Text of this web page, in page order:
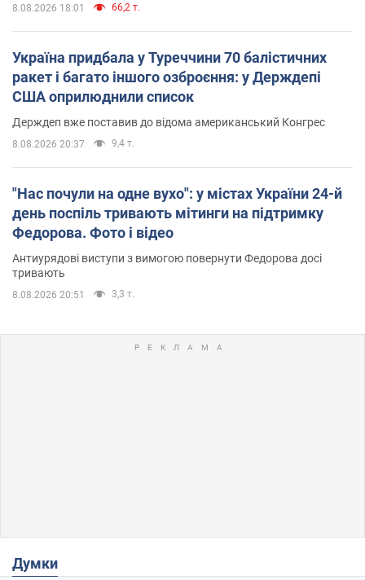
8.08.2026 18:01 66,2 т.
Україна придбала у Туреччини 70 балістичних
ракет і багато іншого озброєння: у Держдепі
США оприлюднили список
Держдеп вже поставив до відома американський Конгрес
8.08.2026 20:37 9,4 т.
"Нас почули на одне вухо": у містах України 24-й
день поспіль тривають мітинги на підтримку
Федорова. Фото і відео
Антиурядові виступи з вимогою повернути Федорова досі
тривають
8.08.2026 20:51 3,3 т.
Думки